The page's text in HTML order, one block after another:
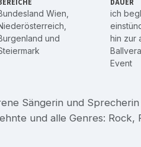
Wien
und
ich
hin zur
Event
Sängerin und
und alle Genres: Rock,